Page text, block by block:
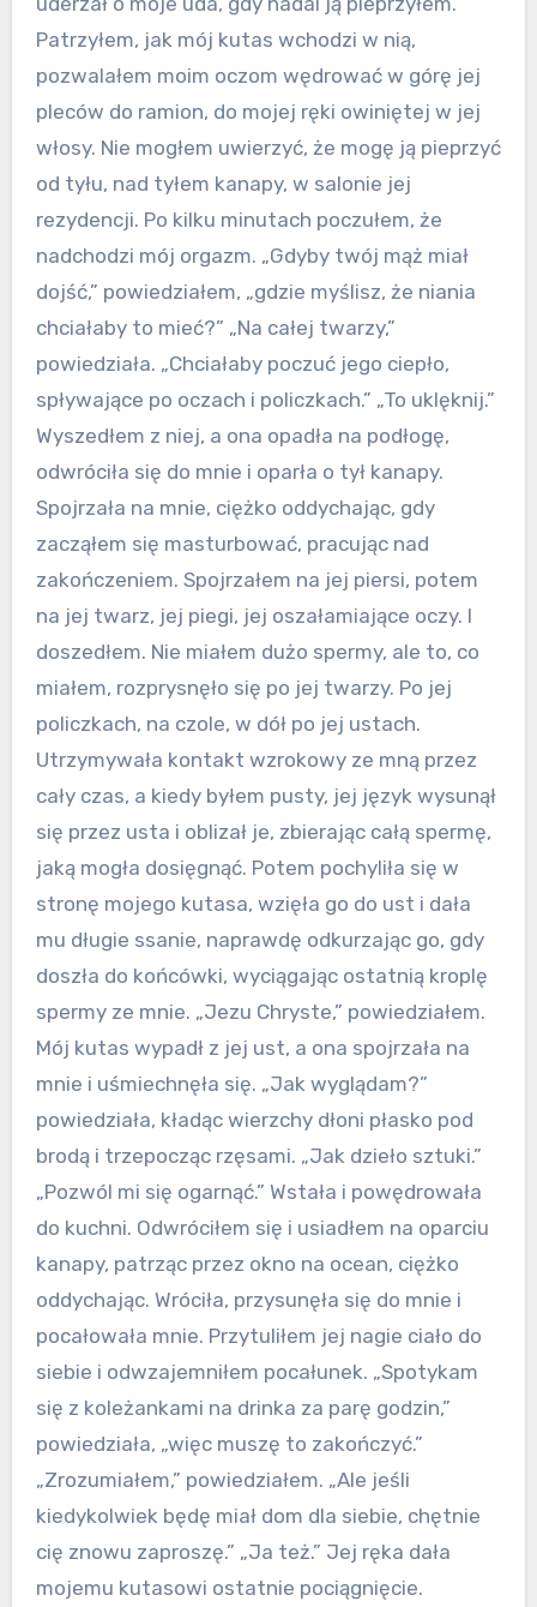
Patrzyłem, jak mój kutas wchodzi w nią,
pozwalałem moim oczom wędrować w górę jej
pleców do ramion, do mojej ręki owiniętej w jej
włosy. Nie mogłem uwierzyć, że mogę ją pieprzyć
od tyłu, nad tyłem kanapy, w salonie jej
rezydencji. Po kilku minutach poczułem, że
nadchodzi mój orgazm. „Gdyby twój mąż miał
dojść,” powiedziałem, „gdzie myślisz, że niania
chciałaby to mieć?” „Na całej twarzy,”
powiedziała. „Chciałaby poczuć jego ciepło,
spływające po oczach i policzkach.” „To uklęknij.”
Wyszedłem z niej, a ona opadła na podłogę,
odwróciła się do mnie i oparła o tył kanapy.
Spojrzała na mnie, ciężko oddychając, gdy
zacząłem się masturbować, pracując nad
zakończeniem. Spojrzałem na jej piersi, potem
na jej twarz, jej piegi, jej oszałamiające oczy. I
doszedłem. Nie miałem dużo spermy, ale to, co
miałem, rozprysnęło się po jej twarzy. Po jej
policzkach, na czole, w dół po jej ustach.
Utrzymywała kontakt wzrokowy ze mną przez
cały czas, a kiedy byłem pusty, jej język wysunął
się przez usta i oblizał je, zbierając całą spermę,
jaką mogła dosięgnąć. Potem pochyliła się w
stronę mojego kutasa, wzięła go do ust i dała
mu długie ssanie, naprawdę odkurzając go, gdy
doszła do końcówki, wyciągając ostatnią kroplę
spermy ze mnie. „Jezu Chryste,” powiedziałem.
Mój kutas wypadł z jej ust, a ona spojrzała na
mnie i uśmiechnęła się. „Jak wyglądam?”
powiedziała, kładąc wierzchy dłoni płasko pod
brodą i trzepocząc rzęsami. „Jak dzieło sztuki.”
„Pozwól mi się ogarnąć.” Wstała i powędrowała
do kuchni. Odwróciłem się i usiadłem na oparciu
kanapy, patrząc przez okno na ocean, ciężko
oddychając. Wróciła, przysunęła się do mnie i
pocałowała mnie. Przytuliłem jej nagie ciało do
siebie i odwzajemniłem pocałunek. „Spotykam
się z koleżankami na drinka za parę godzin,”
powiedziała, „więc muszę to zakończyć.”
„Zrozumiałem,” powiedziałem. „Ale jeśli
kiedykolwiek będę miał dom dla siebie, chętnie
cię znowu zaproszę.” „Ja też.” Jej ręka dała
mojemu kutasowi ostatnie pociągnięcie.